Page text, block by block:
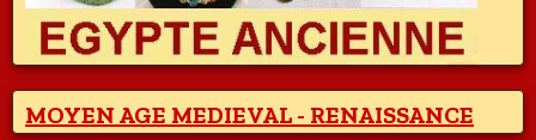
MOYEN AGE MEDIEVAL - RENAISSANCE